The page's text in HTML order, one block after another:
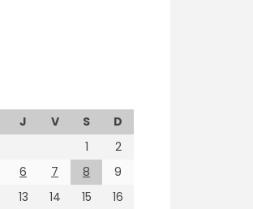
J V S
D
1
2
6 7 8
9
13 14 15
16